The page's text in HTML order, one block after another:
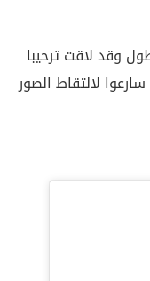
وقد لاقت ترحيبا
لالتقاط الصور